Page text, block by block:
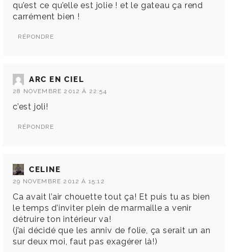
qu’est ce qu’elle est jolie ! et le gateau ça rend
carrément bien !
RÉPONDRE
ARC EN CIEL
28 NOVEMBRE 2012 À 22:54
c’est joli!
RÉPONDRE
CELINE
29 NOVEMBRE 2012 À 15:12
Ca avait l’air chouette tout ça! Et puis tu as bien
le temps d’inviter plein de marmaille a venir
détruire ton intérieur va!
(j’ai décidé que les anniv de folie, ça serait un an
sur deux moi, faut pas exagérer là!)